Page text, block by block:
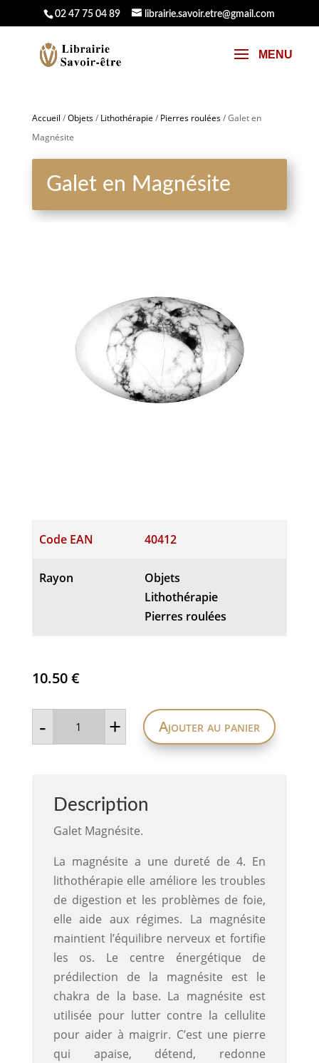
02 47 75 04 89 librairie.savoir.etre@gmail.com
Accueil /Objets/ Lithothérapie / Pierres roulées/ Galet en
Magnésite
Galet en Magnésite
Code EAN 40412
Rayon
Objets
Lithothérapie
Pierres roulées
10.50€
- quantité
en
+ Ajouter au panier
Description
Galet Magnésite.
La magnésite a une dureté de 4. En
lithothérapie elle améliore les troubles
de digestion et les problèmes de foie,
elle aide aux régimes. La magnésite
maintient l’équilibre nerveux et fortifie
les os. Le centre énergétique de
prédilection de la magnésite est le
chakra de la base. La magnésite est
utilisée pour lutter contre la cellulite
pour aider à maigrir. C’est une pierre
qui apaise, détend, redonne